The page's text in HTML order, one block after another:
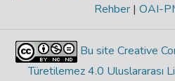
Rehber | OAI-
Bu site Creative
Türetilemez 4.0 Uluslararası